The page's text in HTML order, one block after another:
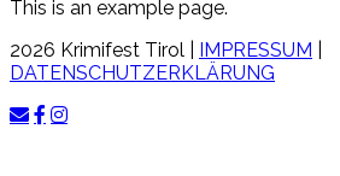
This is an example page.
2026 Krimifest Tirol | IMPRESSUM
DATENSCHUTZERKLÄRUNG